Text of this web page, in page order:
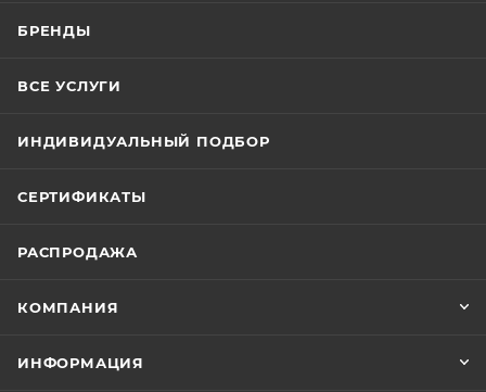
БРЕНДЫ
ВСЕ УСЛУГИ
ИНДИВИДУАЛЬНЫЙ ПОДБОР
СЕРТИФИКАТЫ
РАСПРОДАЖА
КОМПАНИЯ
ИНФОРМАЦИЯ